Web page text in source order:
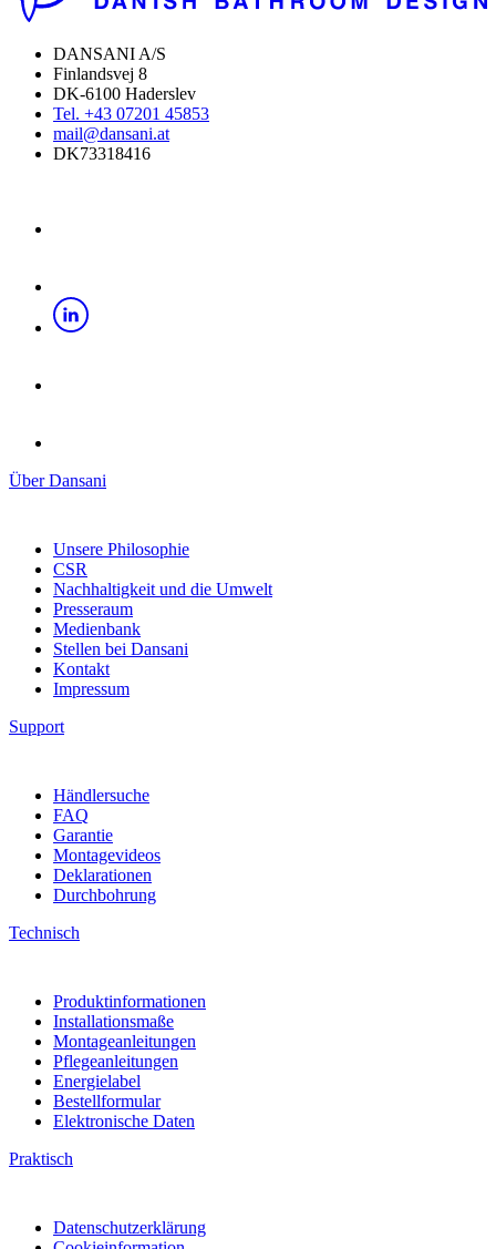
DANSANI A/S
Finlandsvej 8
DK-6100 Haderslev
Tel. +43 07201 45853
mail@dansani.at
DK73318416
Über Dansani
Unsere Philosophie
CSR
Nachhaltigkeit und die Umwelt
Presseraum
Medienbank
Stellen bei Dansani
Kontakt
Impressum
Support
Händlersuche
FAQ
Garantie
Montagevideos
Deklarationen
Durchbohrung
Technisch
Produktinformationen
Installationsmaße
Montageanleitungen
Pflegeanleitungen
Energielabel
Bestellformular
Elektronische Daten
Praktisch
Datenschutzerklärung